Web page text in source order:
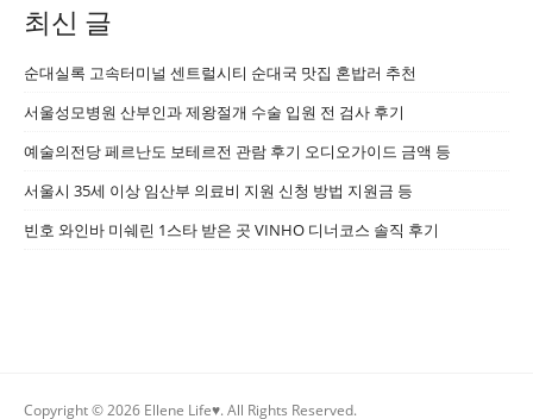
최신 글
순대실록 고속터미널 센트럴시티 순대국 맛집 혼밥러 추천
서울성모병원 산부인과 제왕절개 수술 입원 전 검사 후기
예술의전당 페르난도 보테르전 관람 후기 오디오가이드 금액 등
서울시 35세 이상 임산부 의료비 지원 신청 방법 지원금 등
빈호 와인바 미쉐린 1스타 받은 곳 VINHO 디너코스 솔직 후기
Copyright © 2026 Ellene Life♥. All Rights Reserved.